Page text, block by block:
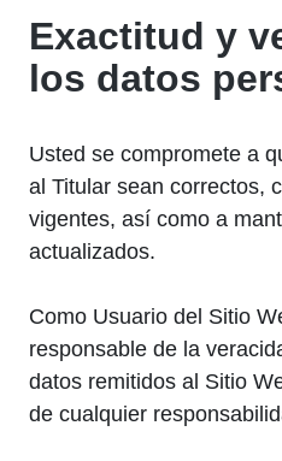
Exactitud y
los datos
Usted se compromete a
al Titular sean correctos,
vigentes, así como a
actualizados.
Como Usuario del Sitio
responsable de la
datos remitidos al Sitio
de cualquier